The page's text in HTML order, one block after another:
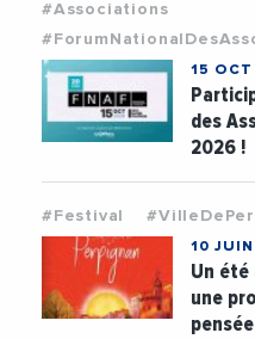
#Associations
15
des
2026 !
#Festival
10 JUIN
Un été
une